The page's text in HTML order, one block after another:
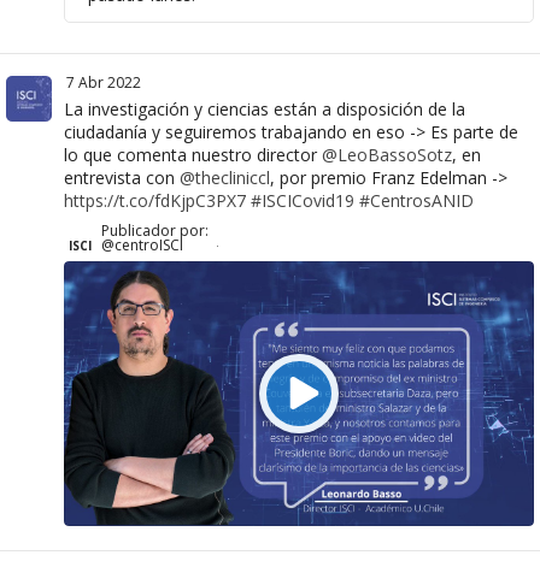
7 Abr 2022
La investigación y ciencias están a disposición de la
ciudadanía y seguiremos trabajando en eso -> Es parte de
lo que comenta nuestro director @LeoBassoSotz, en
entrevista con @thecliniccl, por premio Franz Edelman ->
https://t.co/fdKjpC3PX7 #ISCICovid19 #CentrosANID
ISCI
Publicador por:
@centroISCI ·